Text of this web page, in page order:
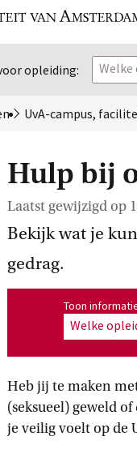
opleiding: Welke
UvA-campus,
Hulp bij
Laatst gewijzigd op
Bekijk wat je
gedrag.
Toon informatie
Toon
Welke
Heb jij te maken
(seksueel) geweld
je veilig voelt op de